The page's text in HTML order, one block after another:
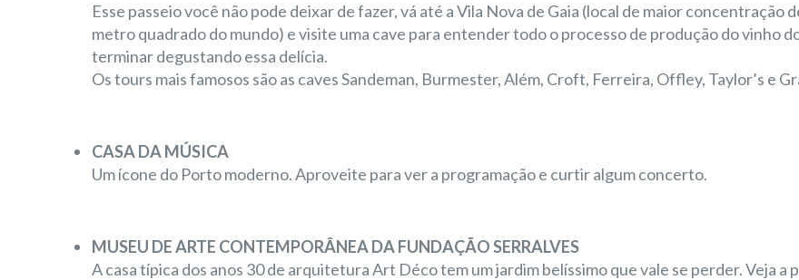
Esse passeio você não pode deixar de fazer, vá até a Vila Nova de Gaia (local de maior concentração
metro quadrado do mundo) e visite uma cave para entender todo o processo de produção do vinho
terminar degustando essa delícia.
Os tours mais famosos são as caves Sandeman, Burmester, Além, Croft, Ferreira, Offley, Taylor’s e
CASA DA MÚSICA
Um ícone do Porto moderno. Aproveite para ver a programação e curtir algum concerto.
MUSEU DE ARTE CONTEMPORÂNEA DA FUNDAÇÃO SERRALVES
A casa típica dos anos 30 de arquitetura Art Déco tem um jardim belíssimo que vale se perder. Veja a